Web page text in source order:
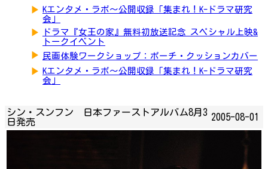
▶ Kエンタメ・ラボ～公開収録「集まれ！K-ドラマ研究
会」
▶
ドラマ『女王の家』無料初放送記念 スペシャル上映&
トークイベント
▶ 民画体験ワークショップ：ポーチ・クッションカバー
▶ Kエンタメ・ラボ～公開収録「集まれ！K-ドラマ研究
会」
シン・スンフン 日本ファーストアルバム8月3
日発売
2005-08-01